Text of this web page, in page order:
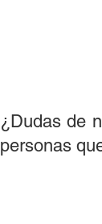
¿Dudas de
personas